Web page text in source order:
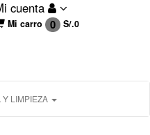
cuenta
Mi carro 0 S/.0
LIMPIEZA